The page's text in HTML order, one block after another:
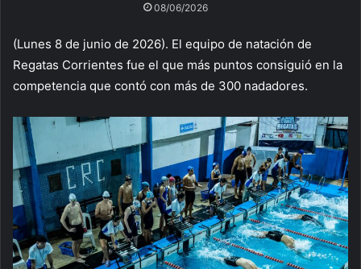
08/06/2026
(Lunes 8 de junio de 2026). El equipo de natación de
Regatas Corrientes fue el que más puntos consiguió en la
competencia que contó con más de 300 nadadores.